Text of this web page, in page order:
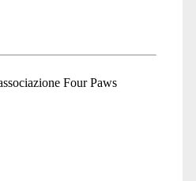
Four Paws